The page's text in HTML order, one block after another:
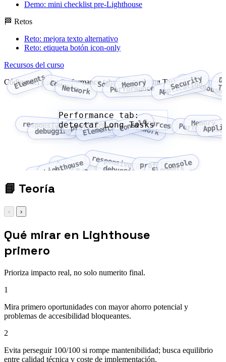
Demo: mini checklist pre-Lighthouse
🏁 Retos
Reto: mejora texto alternativo
Reto: etiqueta botón icon-only
Recursos del curso
Código del tema: Performance tab: detectar Long Tasks
Elements Console
Network Sources
Performance
Memory Application
Security
Lighthouse
responsive design mode
debuggingprofiling
ElementsConsole
Network
Sources Performance
Memory
Security
Lighthouse
Device Toolbarresponsive design mode
debugging profiling
Elements
Console
Performance tab:
detectar Long Tasks
📘 Teoría
‹ ›
Qué mirar en Lighthouse
primero
Prioriza impacto real, no solo numerito final.
1
Mira primero oportunidades con mayor ahorro potencial y
problemas de accesibilidad bloqueantes.
2
Evita perseguir 100/100 si rompe mantenibilidad; busca equilibrio
entre calidad técnica y coste de implementación.